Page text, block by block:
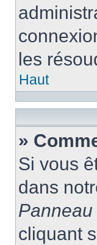
les
Haut
»
Si vous
dans
Panneau
cliquant